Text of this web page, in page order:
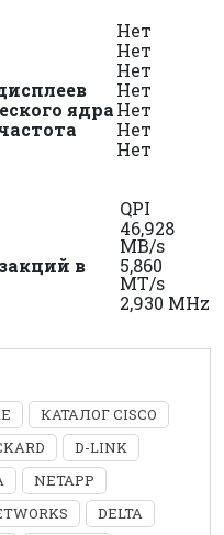
Нет
Нет
Нет
Нет
ядраНет
Нет
Нет
QPI
46,928
MB/s
в
5,860
MT/s
2,930 MHz
КАТАЛОГ CISCO
D-LINK
NETAPP
DELTA